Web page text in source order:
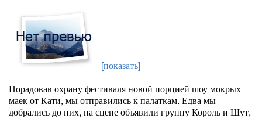
[показать]
Порадовав охрану фестиваля новой порцией шоу мокрых
маек от Кати, мы отправились к палаткам. Едва мы
добрались до них, на сцене объявили группу Король и Шут,